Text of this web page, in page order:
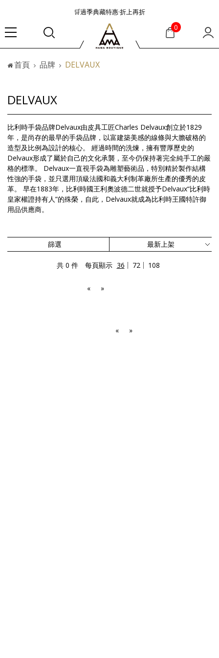
🛒過季典藏特惠·折上再折
👜大容量包款美學從不只是收納
『折扣』降臨，將時髦夏季全部收藏
🟤「萬元初」入手HEREU小眾靜奢品牌包款
🟤TODS的義大利經典美學超越了短暫流行
🟤「萬元初」入手HEREU小眾靜奢品牌包款
0
首頁 品牌 DELVAUX
DELVAUX
比利時手袋品牌Delvaux由皮具工匠Charles Delvaux創立於1829
年，是尚存的最早的手袋品牌，以富建築美感的線條與大膽破格的
造型及比例為設計的核心。 經過時間的洗煉，擁有豐厚歷史的
Delvaux形成了屬於自己的文化承襲，至今仍保持著完全純手工的嚴
格的標準。 Delvaux一直視手袋為雕塑藝術品，特別精於製作結構
性強的手袋，並只選用頂級法國和義大利制革廠所生產的優秀的皮
革。 早在1883年，比利時國王利奧波德二世就授予Delvaux“比利時
皇家權證持有人”的殊榮，自此，Delvaux就成為比利時王國特許御
用品供應商。
篩選
共 0 件 每頁顯示 36 72 108
« »
« »